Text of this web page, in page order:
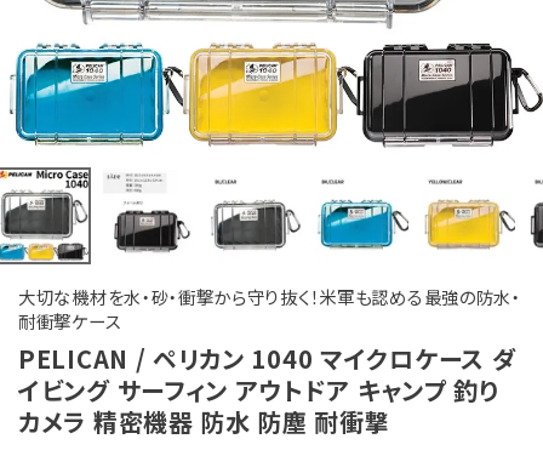
大切な機材を水・砂・衝撃から守り抜く！米軍も認める最強の防水・
耐衝撃ケース
PELICAN / ペリカン 1040 マイクロケース ダ
イビング サーフィン アウトドア キャンプ 釣り
カメラ 精密機器 防水 防塵 耐衝撃